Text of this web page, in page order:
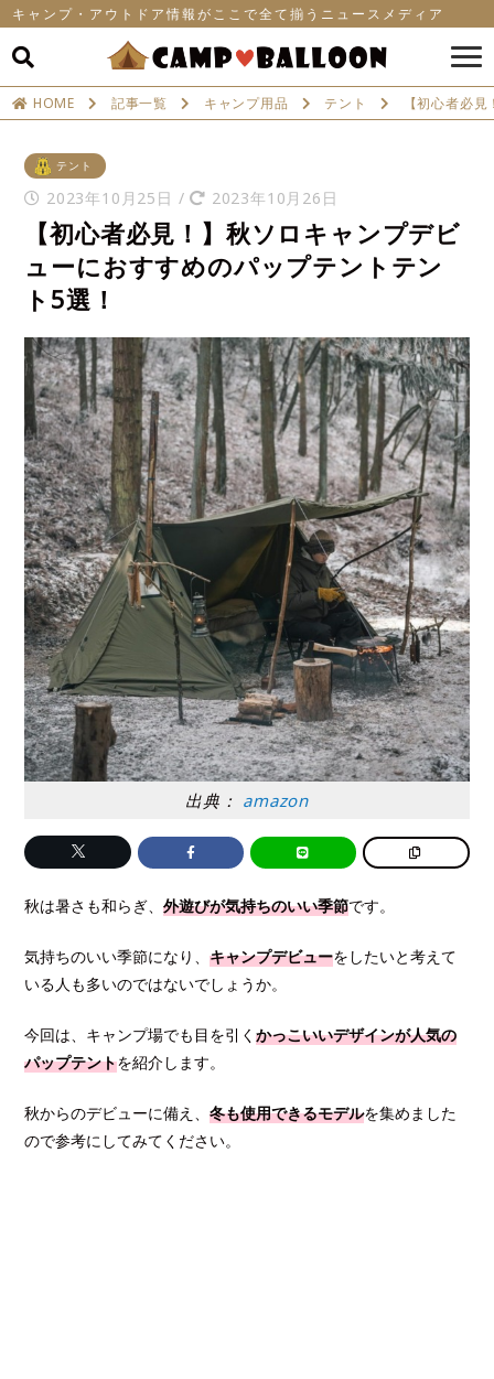
キャンプ・アウトドア情報がここで全て揃うニュースメディア
HOME 記事一覧 キャンプ用品 テント 【初心者必
テント
2023年10月25日 / 2023年10月26日
【初心者必見！】秋ソロキャンプデビ
ューにおすすめのパップテントテン
ト5選！
出典： amazon
秋は暑さも和らぎ、外遊びが気持ちのいい季節です。
気持ちのいい季節になり、キャンプデビューをしたいと考えて
いる人も多いのではないでしょうか。
今回は、キャンプ場でも目を引くかっこいいデザインが人気の
パップテントを紹介します。
秋からのデビューに備え、冬も使用できるモデルを集めました
ので参考にしてみてください。